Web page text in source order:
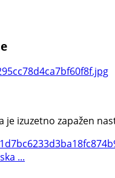
izuzetno zapažen
...